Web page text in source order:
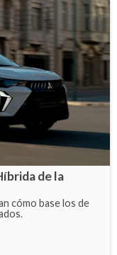
de la
cómo base los de